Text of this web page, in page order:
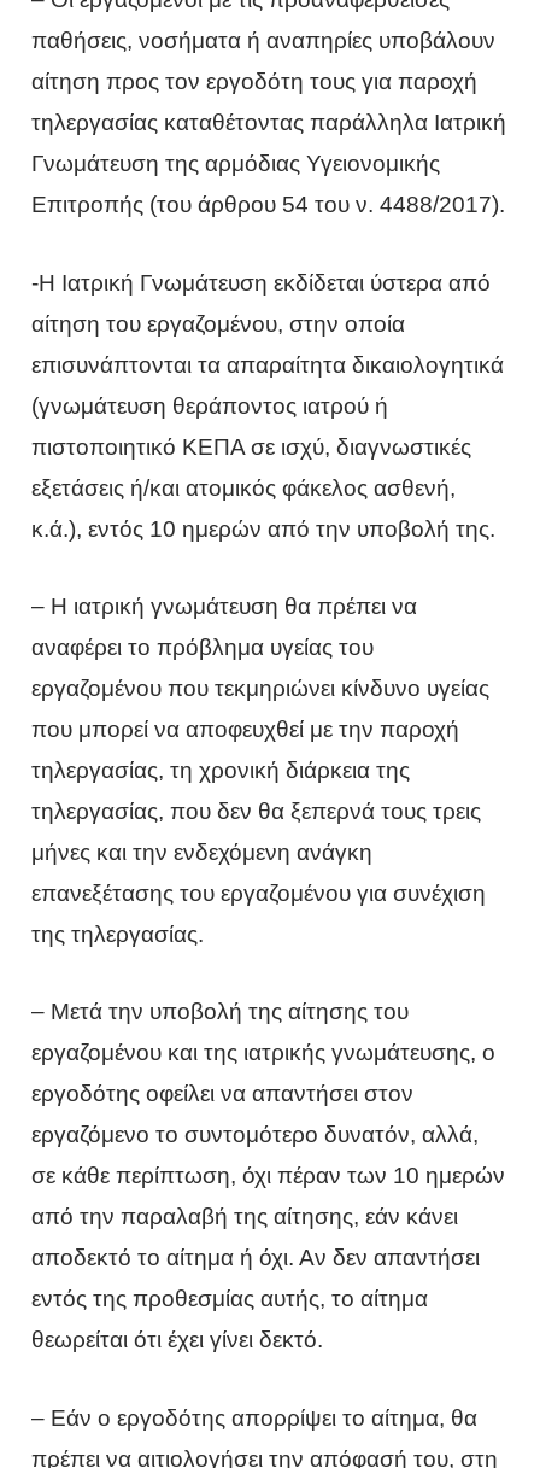
παθήσεις, νοσήματα ή αναπηρίες υποβάλουν
αίτηση προς τον εργοδότη τους για παροχή
τηλεργασίας καταθέτοντας παράλληλα Ιατρική
Γνωμάτευση της αρμόδιας Υγειονομικής
Επιτροπής (του άρθρου 54 του ν. 4488/2017).
-Η Ιατρική Γνωμάτευση εκδίδεται ύστερα από
αίτηση του εργαζομένου, στην οποία
επισυνάπτονται τα απαραίτητα δικαιολογητικά
(γνωμάτευση θεράποντος ιατρού ή
πιστοποιητικό ΚΕΠΑ σε ισχύ, διαγνωστικές
εξετάσεις ή/και ατομικός φάκελος ασθενή,
κ.ά.), εντός 10 ημερών από την υποβολή της.
– Η ιατρική γνωμάτευση θα πρέπει να
αναφέρει το πρόβλημα υγείας του
εργαζομένου που τεκμηριώνει κίνδυνο υγείας
που μπορεί να αποφευχθεί με την παροχή
τηλεργασίας, τη χρονική διάρκεια της
τηλεργασίας, που δεν θα ξεπερνά τους τρεις
μήνες και την ενδεχόμενη ανάγκη
επανεξέτασης του εργαζομένου για συνέχιση
της τηλεργασίας.
– Μετά την υποβολή της αίτησης του
εργαζομένου και της ιατρικής γνωμάτευσης, ο
εργοδότης οφείλει να απαντήσει στον
εργαζόμενο το συντομότερο δυνατόν, αλλά,
σε κάθε περίπτωση, όχι πέραν των 10 ημερών
από την παραλαβή της αίτησης, εάν κάνει
αποδεκτό το αίτημα ή όχι. Αν δεν απαντήσει
εντός της προθεσμίας αυτής, το αίτημα
θεωρείται ότι έχει γίνει δεκτό.
– Εάν ο εργοδότης απορρίψει το αίτημα, θα
πρέπει να αιτιολογήσει την απόφασή του, στη